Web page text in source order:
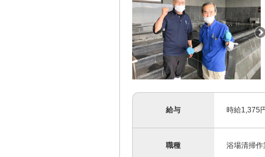
給与 時給1,375
職種 浴場清掃作